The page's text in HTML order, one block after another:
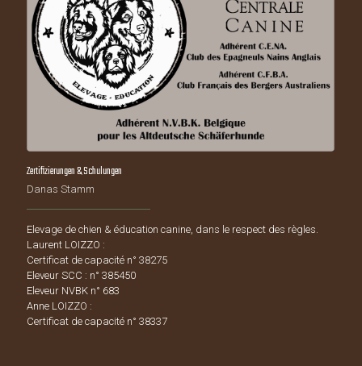
Zertifizierungen & Schulungen
Danas Stamm
Elevage de chien & éducation canine, dans le respect des règles.
Laurent LOIZZO :
Certificat de capacité n° 38275
Eleveur SCC : n° 385450
Eleveur NVBK n° 683
Anne LOIZZO :
Certificat de capacité n° 38337